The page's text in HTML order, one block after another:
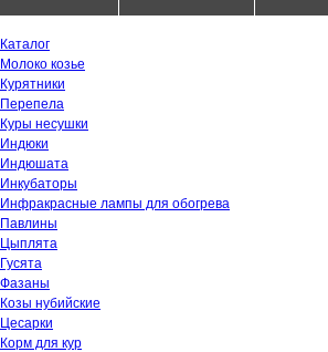
Каталог
Молоко козье
Курятники
Перепела
Куры несушки
Индюки
Индюшата
Инкубаторы
Инфракрасные лампы для обогрева
Павлины
Цыплята
Гусята
Фазаны
Козы нубийские
Цесарки
Корм для кур